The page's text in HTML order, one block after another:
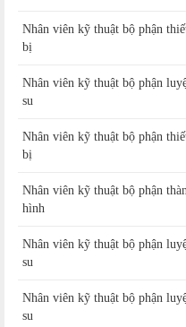
Nhân viên kỹ thuật bộ phận
bị
Nhân viên kỹ thuật bộ phận
su
Nhân viên kỹ thuật bộ phận
bị
Nhân viên kỹ thuật bộ phận
hình
Nhân viên kỹ thuật bộ phận
su
Nhân viên kỹ thuật bộ phận
su